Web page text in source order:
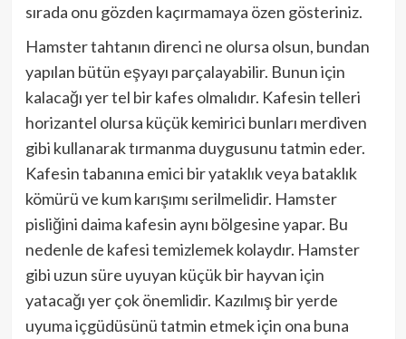
sırada onu gözden kaçırmamaya özen gösteriniz.
Hamster tahtanın direnci ne olursa olsun, bundan
yapılan bütün eşyayı parçalayabilir. Bunun için
kalacağı yer tel bir kafes olmalıdır. Kafesin telleri
horizantel olursa küçük kemirici bunları merdiven
gibi kullanarak tırmanma duygusunu tatmin eder.
Kafesin tabanına emici bir yataklık veya bataklık
kömürü ve kum karışımı serilmelidir. Hamster
pisliğini daima kafesin aynı bölgesine yapar. Bu
nedenle de kafesi temizlemek kolaydır. Hamster
gibi uzun süre uyuyan küçük bir hayvan için
yatacağı yer çok önemlidir. Kazılmış bir yerde
uyuma içgüdüsünü tatmin etmek için ona buna